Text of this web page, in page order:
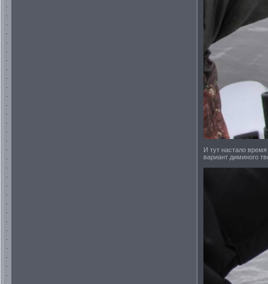
И тут настало
вариант диминого